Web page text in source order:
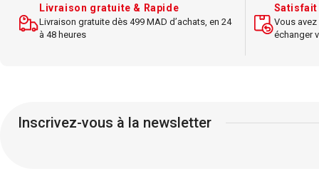
Contraste 1000:1
Angle de vision large
Carte
Livraison gratuite & Rapide
Livraison gratuite dès 499 MAD d’achats, en 24
à 48 heures
Satisfait
Vous avez
échanger
Inscrivez-vous à la newsletter